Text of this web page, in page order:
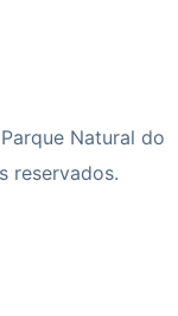
Natural do
reservados.